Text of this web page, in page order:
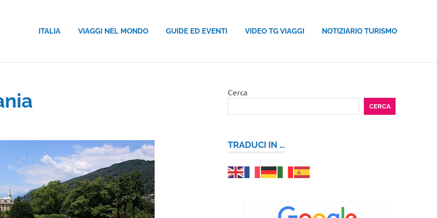
ITALIA VIAGGI NEL MONDO GUIDE ED EVENTI VIDEO TG VIAGGI NOTIZIARIO TURISMO
Cerca
CERCA
TRADUCI IN …